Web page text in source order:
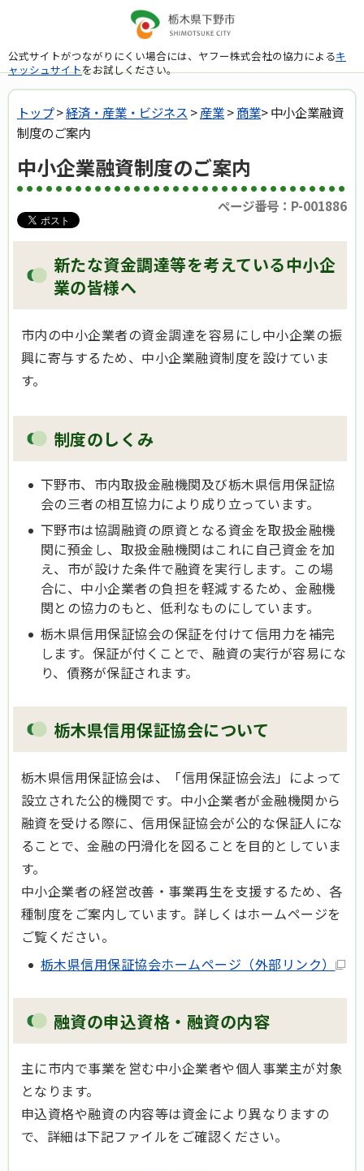
公式サイトがつながりにくい場合には、ヤフー株式会社の協力によるキ
ャッシュサイトをお試しください。
トップ>経済・産業・ビジネス >産業>商業> 中小企業融資
制度のご案内
中小企業融資制度のご案内
ページ番号：P-001886
新たな資金調達等を考えている中小企
業の皆様へ
市内の中小企業者の資金調達を容易にし中小企業の振
興に寄与するため、中小企業融資制度を設けていま
す。
制度のしくみ
下野市、市内取扱金融機関及び栃木県信用保証協
会の三者の相互協力により成り立っています。
下野市は協調融資の原資となる資金を取扱金融機
関に預金し、取扱金融機関はこれに自己資金を加
え、市が設けた条件で融資を実行します。この場
合に、中小企業者の負担を軽減するため、金融機
関との協力のもと、低利なものにしています。
栃木県信用保証協会の保証を付けて信用力を補完
します。保証が付くことで、融資の実行が容易にな
り、債務が保証されます。
栃木県信用保証協会について
栃木県信用保証協会は、「信用保証協会法」によって
設立された公的機関です。中小企業者が金融機関から
融資を受ける際に、信用保証協会が公的な保証人にな
ることで、金融の円滑化を図ることを目的としていま
す。
中小企業者の経営改善・事業再生を支援するため、各
種制度をご案内しています。詳しくはホームページを
ご覧ください。
栃木県信用保証協会ホームページ（外部リンク）
融資の申込資格・融資の内容
主に市内で事業を営む中小企業者や個人事業主が対象
となります。
申込資格や融資の内容等は資金により異なりますの
で、詳細は下記ファイルをご確認ください。